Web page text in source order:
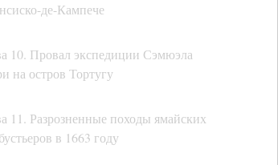
де-Кампече
10. Провал экспедиции Сэмюэла
на остров Тортугу
11. Разрозненные походы ямайских
в 1663 году